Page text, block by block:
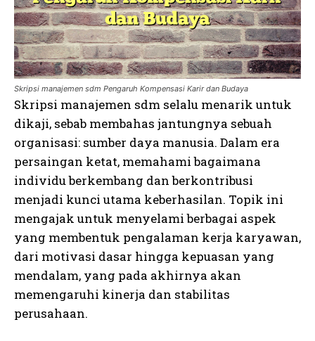
Skripsi manajemen sdm Pengaruh Kompensasi Karir dan Budaya
Skripsi manajemen sdm selalu menarik untuk
dikaji, sebab membahas jantungnya sebuah
organisasi: sumber daya manusia. Dalam era
persaingan ketat, memahami bagaimana
individu berkembang dan berkontribusi
menjadi kunci utama keberhasilan. Topik ini
mengajak untuk menyelami berbagai aspek
yang membentuk pengalaman kerja karyawan,
dari motivasi dasar hingga kepuasan yang
mendalam, yang pada akhirnya akan
memengaruhi kinerja dan stabilitas
perusahaan.